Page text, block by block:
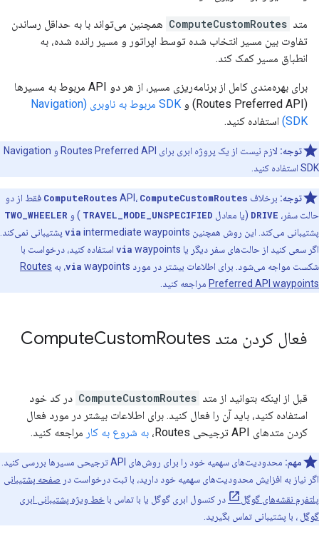
متد ComputeCustomRoutes همچنین می‌تواند با به حداقل رساندن
تفاوت بین مسیر انتخاب شده توسط اپراتور و مسیر رانده شده، به
انطباق مسیر کمک کند.
برای بهره‌مندی کامل از برنامه‌ریزی مسیر، از هر دو API مربوط به مسیرها
(Routes Preferred API) و
SDK مربوط به ناوبری (Navigation
SDK) استفاده کنید.
توجه:
لازم نیست از یک پروژه ابری برای Routes Preferred API و Navigation
SDK استفاده کنید.
توجه: برخلاف ComputeRoutes API، ComputeCustomRoutes
فقط از دو
حالت سفر، DRIVE (یا معادل TRAVEL_MODE_UNSPECIFIED ) و TWO_WHEELER
پشتیبانی می‌کند. این روش همچنین
via intermediate waypoints پشتیبانی نمی‌کند.
اگر سعی کنید از حالت‌های سفر دیگر یا
via waypoints استفاده کنید، درخواست با
شکست مواجه می‌شود. برای اطلاعات بیشتر در مورد
via waypoints، به
Routes
Preferred API waypoints مراجعه کنید.
فعال کردن متد Compute CustomRoutes
قبل از اینکه بتوانید از متد ComputeCustomRoutes در کد خود
استفاده کنید، باید آن را فعال کنید. برای اطلاعات بیشتر در مورد فعال
کردن متدهای API ترجیحی Routes،
به شروع به کار مراجعه کنید.
مهم:
محدودیت‌های سهمیه خود را برای روش‌های API ترجیحی مسیرها بررسی کنید.
اگر نیاز به افزایش محدودیت‌های سهمیه خود دارید، با ثبت درخواست در صفحه پشتیبانی
پلتفرم نقشه‌های گوگل
در کنسول ابری گوگل یا با تماس با خط ویژه پشتیبانی ابری
گوگل ، با پشتیبانی تماس بگیرید.